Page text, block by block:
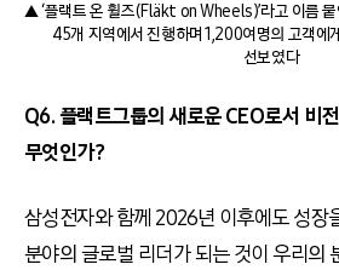
▲ ‘플랙트 온 휠즈(Fläkt on Wheels)’라고 이름
45개 지역에서 진행하며 1,200여명의 고객에
선보였다
Q6. 플랙트그룹의 새로운 CEO로서 비
무엇인가?
삼성전자와 함께 2026년 이후에도 성장
분야의 글로벌 리더가 되는 것이 우리의